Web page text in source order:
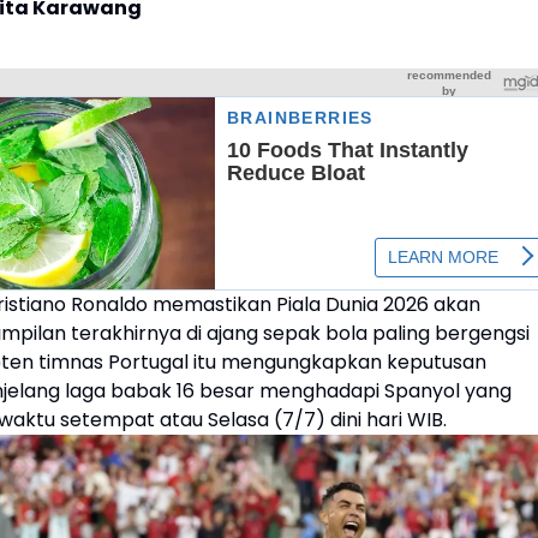
Karawang
Ronaldo memastikan Piala Dunia 2026 akan
terakhirnya di ajang sepak bola paling bergengsi
timnas Portugal itu mengungkapkan keputusan
laga babak 16 besar menghadapi Spanyol yang
setempat atau Selasa (7/7) dini hari WIB.